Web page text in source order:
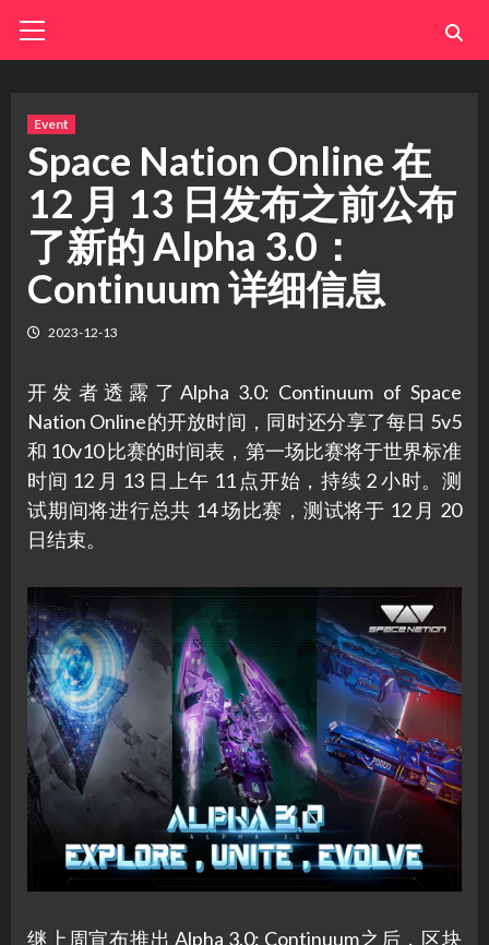
Menu
Event
Space Nation Online 在
12 月 13 日发布之前公布
了新的 Alpha 3.0：
Continuum 详细信息
2023-12-13
开发者透露了Alpha 3.0: Continuum of Space
Nation Online的开放时间，同时还分享了每日 5v5
和 10v10 比赛的时间表，第一场比赛将于世界标准
时间 12 月 13 日上午 11 点开始，持续 2 小时。测
试期间将进行总共 14 场比赛，测试将于 12 月 20
日结束。
继上周宣布推出 Alpha 3.0: Continuum之后，区块